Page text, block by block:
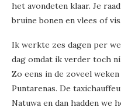
het avondeten klaar. Je
bruine bonen en vlees of vis.
Ik werkte zes dagen per
dag omdat ik verder toch
Zo eens in de zoveel
Puntarenas. De
Natuwa en dan hadden we